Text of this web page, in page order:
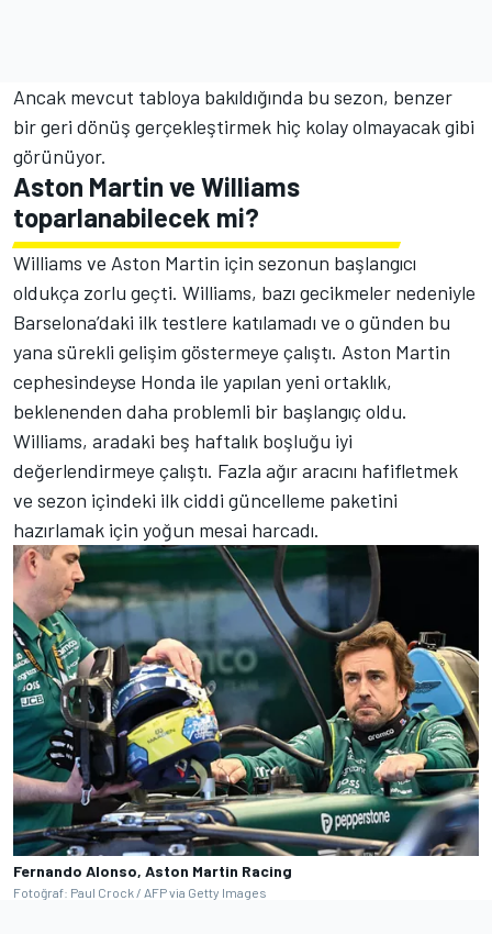
Ancak mevcut tabloya bakıldığında bu sezon, benzer
bir geri dönüş gerçekleştirmek hiç kolay olmayacak gibi
görünüyor.
Aston Martin ve Williams
toparlanabilecek mi?
Williams ve Aston Martin için sezonun başlangıcı
oldukça zorlu geçti. Williams, bazı gecikmeler nedeniyle
Barselona’daki ilk testlere katılamadı ve o günden bu
yana sürekli gelişim göstermeye çalıştı. Aston Martin
cephesindeyse Honda ile yapılan yeni ortaklık,
beklenenden daha problemli bir başlangıç oldu.
Williams, aradaki beş haftalık boşluğu iyi
değerlendirmeye çalıştı. Fazla ağır aracını hafifletmek
ve sezon içindeki ilk ciddi güncelleme paketini
hazırlamak için yoğun mesai harcadı.
Fernando Alonso, Aston Martin Racing
Fotoğraf: Paul Crock / AFP via Getty Images